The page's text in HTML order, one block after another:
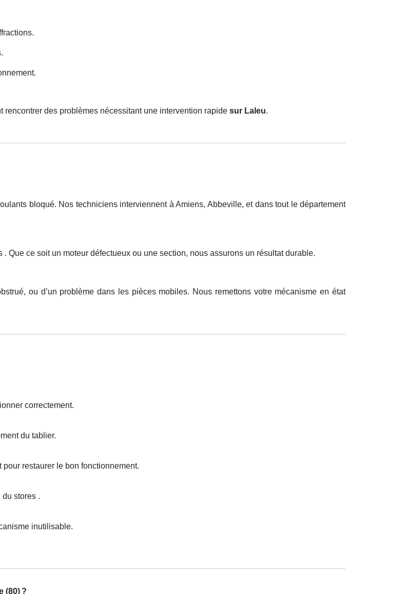
des problèmes nécessitant une intervention rapide sur Laleu.
bloqué. Nos techniciens interviennent à Amiens, Abbeville, et dans tout le département
Que ce soit un moteur défectueux ou une section, nous assurons un résultat durable.
ou d’un problème dans les pièces mobiles. Nous remettons votre mécanisme en état
correctement.
du tablier.
restaurer le bon fonctionnement.
stores .
inutilisable.
(80) ?